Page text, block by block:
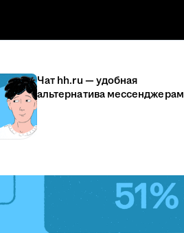
Чат hh.ru — удобная
альтернатива мессенджерам